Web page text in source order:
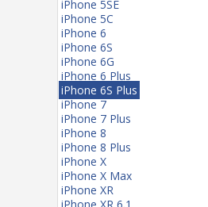
iPhone 5SE
iPhone 5C
iPhone 6
iPhone 6S
iPhone 6G
iPhone 6 Plus
iPhone 6S Plus
iPhone 7
iPhone 7 Plus
iPhone 8
iPhone 8 Plus
iPhone X
iPhone X Max
iPhone XR